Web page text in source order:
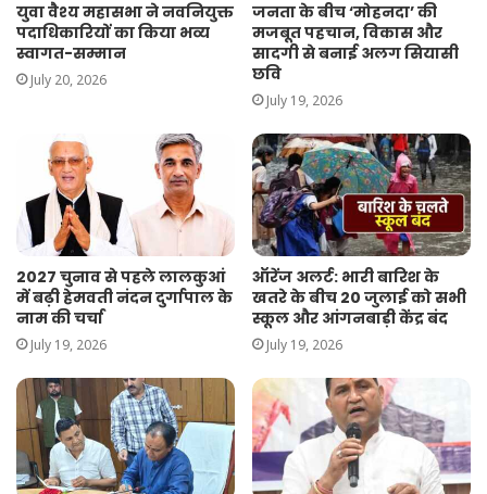
युवा वैश्य महासभा ने नवनियुक्त
पदाधिकारियों का किया भव्य
स्वागत-सम्मान
July 20, 2026
जनता के बीच ‘मोहनदा’ की
मजबूत पहचान, विकास और
सादगी से बनाई अलग सियासी
छवि
July 19, 2026
2027 चुनाव से पहले लालकुआं
में बढ़ी हेमवती नंदन दुर्गापाल के
नाम की चर्चा
July 19, 2026
ऑरेंज अलर्ट: भारी बारिश के
खतरे के बीच 20 जुलाई को सभी
स्कूल और आंगनबाड़ी केंद्र बंद
July 19, 2026